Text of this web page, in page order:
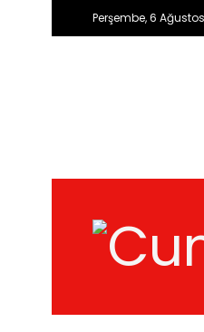
Perşembe, 6